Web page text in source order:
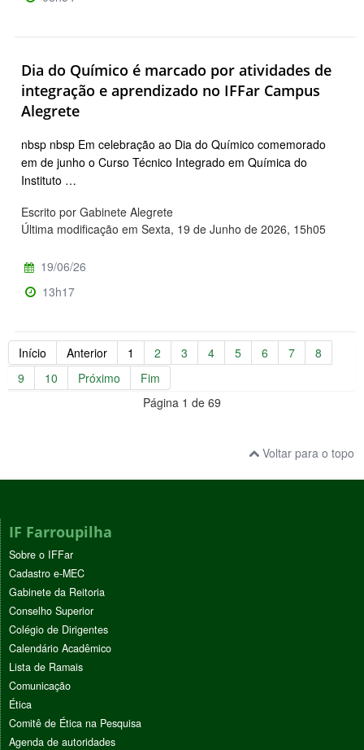
Dia do Químico é marcado por atividades de
integração e aprendizado no IFFar Campus
Alegrete
nbsp nbsp Em celebração ao Dia do Químico comemorado
em de junho o Curso Técnico Integrado em Química do
Instituto …
Escrito por Gabinete Alegrete
Última modificação em Sexta, 19 de Junho de 2026, 15h05
19/06/26
13h17
Início Anterior 1 2 3 4 5 6 7
8
9
10 Próximo
Fim
Página 1 de 69
Voltar para o topo
IF Farroupilha
Sobre o IFFar
Cadastro e-MEC
Gabinete da Reitoria
Conselho Superior
Colégio de Dirigentes
Calendário Acadêmico
Lista de Ramais
Comunicação
Ética
Comitê de Ética na Pesquisa
Agenda de autoridades